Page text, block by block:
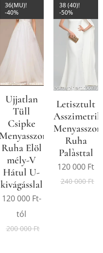
Ujjatlan
Tüll
Csipke
Menyasszonyi
Ruha Elöl
mély-V
Hátul U-
kivágásslal
36(MU)!
-40%
120 000Ft-
tól
200 000Ft
Letisztult
Ruha
Palàsttal
38 (40)!
-50%
120 000 Ft
240 000Ft